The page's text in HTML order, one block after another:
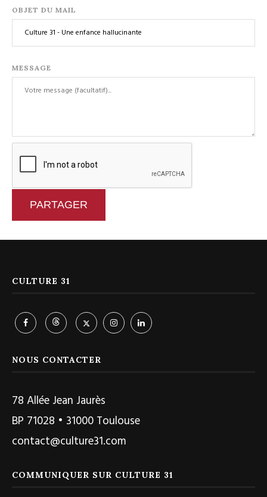
OBJET DU MAIL
MESSAGE
PARTAGER
CULTURE 31
NOUS CONTACTER
78 Allée Jean Jaurès
BP 71028 • 31000 Toulouse
contact@culture31.com
COMMUNIQUER SUR CULTURE 31